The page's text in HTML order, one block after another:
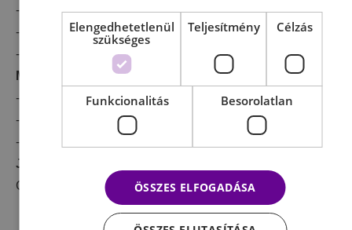
-Zenélő funkció: igen
-Hóesést imitáló funkció: igen
-Motívum: hóember
Méretei:
-23 cm magas
-10,5 cm széles
-Súlya: 1100 g
Jellemzők:
Garancia: 6 hónap
Elengedhetetlenül
szükséges
Teljesítmény Célzás
Funkcionalitás Besorolatlan
ÖSSZES ELFOGADÁSA